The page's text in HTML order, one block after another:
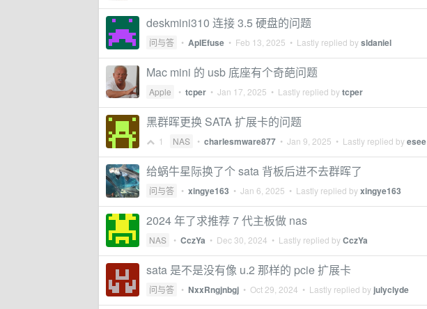
deskmini310 连接 3.5 硬盘的问题
问与答 • ApIEfuse • Feb 13, 2025 • Lastly replied bysldaniel
Mac mini 的 usb 底座有个奇葩问题
Apple • tcper • Jan 17, 2025 • Lastly replied bytcper
黑群晖更换 SATA 扩展卡的问题
1 NAS • charlesmware877 • Jan 9, 2025 • Lastly replied byesee
给蜗牛星际换了个 sata 背板后进不去群晖了
问与答 • xingye163 • Jan 6, 2025 • Lastly replied byxingye163
2024 年了求推荐 7 代主板做 nas
NAS • CczYa • Dec 30, 2024 • Lastly replied byCczYa
sata 是不是没有像 u.2 那样的 pcie 扩展卡
问与答 • NxxRngjnbgj • Oct 29, 2024 • Lastly replied by julyclyde